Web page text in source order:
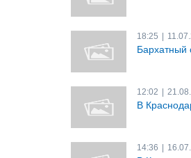
18:25 |
Бархатный
12:02 |
В
14:36 |